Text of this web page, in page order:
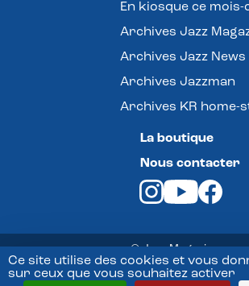
Ce site utilise des cookies et vous
sur ceux que vous souhaitez activer
En kiosque ce mois-
Archives Jazz
Archives Jazz News
Archives Jazzman
Archives KR home-
La boutique
Nous contacter
© Jazz Magazine -